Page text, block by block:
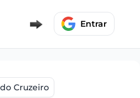
Entrar
Cruzeiro